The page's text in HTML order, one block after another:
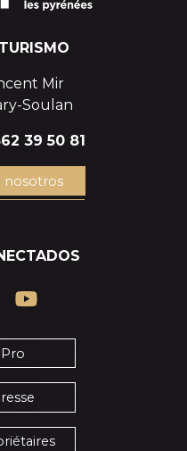
Mir
Soulan
39 50 81
nosotros